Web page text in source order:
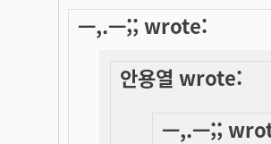
ㅡ,.ㅡ;; wrote:
안용열 wrote:
ㅡ,.ㅡ;;